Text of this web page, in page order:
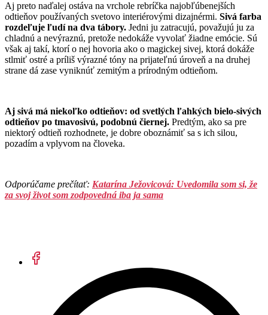
Aj preto naďalej ostáva na vrchole rebríčka najobľúbenejších
odtieňov používaných svetovo interiérovými dizajnérmi. Sivá farba
rozdeľuje ľudí na dva tábory. Jedni ju zatracujú, považujú ju za
chladnú a nevýraznú, pretože nedokáže vyvolať žiadne emócie. Sú
však aj takí, ktorí o nej hovoria ako o magickej sivej, ktorá dokáže
stlmiť ostré a príliš výrazné tóny na prijateľnú úroveň a na druhej
strane dá zase vyniknúť zemitým a prírodným odtieňom.
Aj sivá má niekoľko odtieňov: od svetlých ľahkých bielo-sivých
odtieňov po tmavosivú, podobnú čiernej. Predtým, ako sa pre
niektorý odtieň rozhodnete, je dobre oboznámiť sa s ich silou,
pozadím a vplyvom na človeka.
Odporúčame prečítať: Katarína Ježovicová: Uvedomila som si, že
za svoj život som zodpovedná iba ja sama